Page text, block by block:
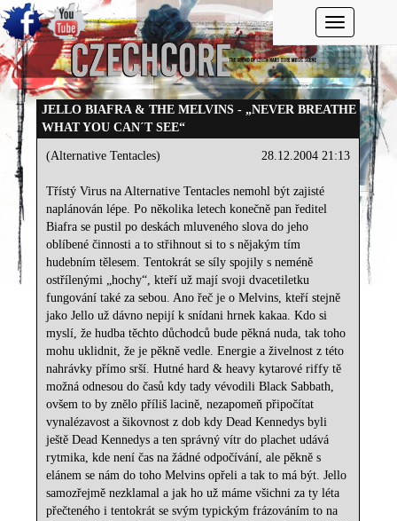
Toggle
JELLO BIAFRA & THE MELVINS - „NEVER BREATHE
WHAT YOU CAN´T SEE“
28.12.2004 21:13
(Alternative Tentacles)
Třístý Virus na Alternative Tentacles nemohl být zajisté
naplánován lépe. Po několika letech konečně pan ředitel
Biafra se pustil po deskách mluveného slova do jeho
oblíbené činnosti a to střihnout si to s nějakým tím
hudebním tělesem. Tentokrát se síly spojily s neméně
ostřílenými „hochy“, kteří už mají svoji dvacetiletku
fungování také za sebou. Ano řeč je o Melvins, kteří stejně
jako Jello už dávno nepijí k snídani hrnek kakaa. Kdo si
myslí, že hudba těchto důchodců bude pěkná nuda, tak toho
mohu uklidnit, že je pěkně vedle. Energie a živelnost z této
nahrávky přímo srší. Hutné hard & heavy kytarové riffy tě
možná odnesou do časů kdy tady vévodili Black Sabbath,
ovšem to by znělo příliš lacině, nezapomeň připočítat
vynalézavost a šikovnost z dob kdy Dead Kennedys byli
ještě Dead Kennedys a ten správný vítr do plachet udává
rytmika, kde není čas na žádné odpočívání, ale pěkně s
elánem se nám do toho Melvins opřeli a tak to má být. Jello
samozřejmě nezklamal a jak ho už máme všichni za ty léta
přečteného i tentokrát se svým typickým frázováním to na